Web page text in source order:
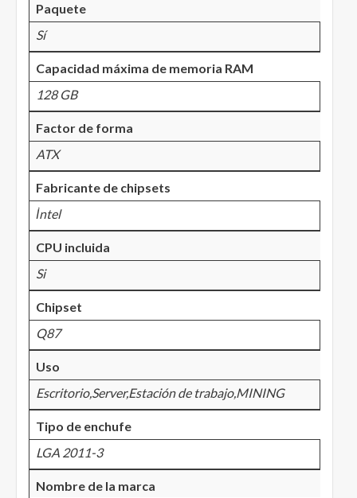
Paquete
Sí
Capacidad máxima de memoria RAM
128 GB
Factor de forma
ATX
Fabricante de chipsets
İntel
CPU incluida
Si
Chipset
Q87
Uso
Escritorio,Server,Estación de trabajo,MINING
Tipo de enchufe
LGA 2011-3
Nombre de la marca